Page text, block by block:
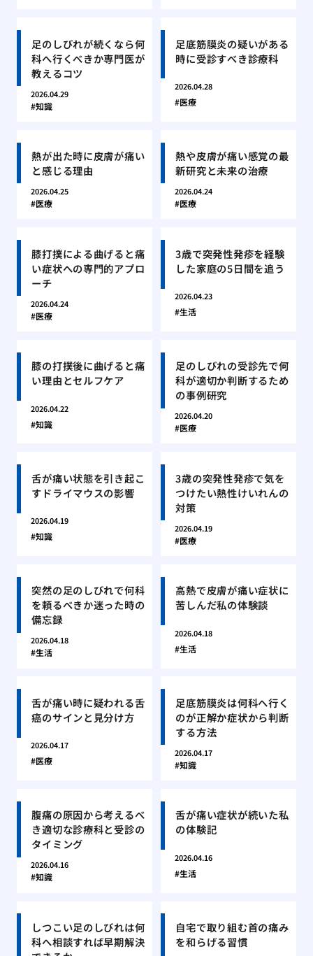
足のしびれが続くなら何
科へ行くべきか専門医が
教えるコツ
2026.04.29
知識
足底筋膜炎の疑いがある
時に受診すべき診療科
2026.04.28
医療
熱が出た時に皮膚が痛い
と感じる理由
2026.04.25
医療
熱や皮膚が痛い感覚の最
新研究と未来の治療
2026.04.24
医療
膝打撲による曲げると痛
い症状への専門的アプロ
ーチ
2026.04.24
医療
3歳で突発性発疹を経験
した家庭の5日間を追う
2026.04.23
生活
膝の打撲後に曲げると痛
い理由とセルフケア
2026.04.22
知識
足のしびれの受診先で何
科が適切か判断するため
の事例研究
2026.04.20
医療
舌が痛い状態を引き起こ
すドライマウスの影響
2026.04.19
知識
3歳の突発性発疹で気を
つけたい熱性けいれんの
対策
2026.04.19
医療
突然の足のしびれで何科
を頼るべきか迷った時の
備忘録
2026.04.18
生活
高熱で皮膚が痛い症状に
苦しんだ私の体験談
2026.04.18
生活
舌が痛い時に疑われる舌
癌のサインと見分け方
2026.04.17
医療
足底筋膜炎は何科へ行く
のが正解か症状から判断
する方法
2026.04.17
知識
腹痛の原因から考えるべ
き適切な診療科と受診の
タイミング
2026.04.16
知識
舌が痛い症状が続いた私
の体験記
2026.04.16
生活
しつこい足のしびれは何
科へ相談すれば早期解決
自宅で取り組む首の痛み
を和らげる習慣